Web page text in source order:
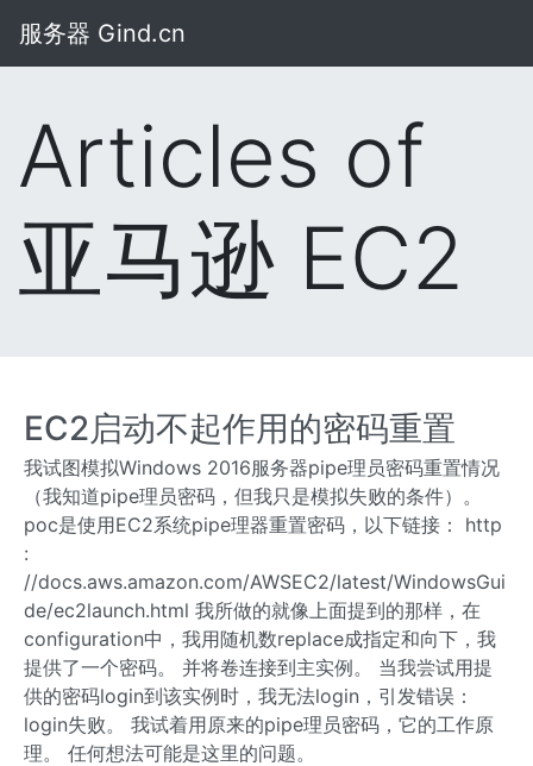
服务器 Gind.cn
Articles of
亚马逊 EC2
EC2启动不起作用的密码重置
我试图模拟Windows 2016服务器pipe理员密码重置情况
（我知道pipe理员密码，但我只是模拟失败的条件）。
poc是使用EC2系统pipe理器重置密码，以下链接： http
:
//docs.aws.amazon.com/AWSEC2/latest/WindowsGui
de/ec2launch.html 我所做的就像上面提到的那样，在
configuration中，我用随机数replace成指定和向下，我
提供了一个密码。 并将卷连接到主实例。 当我尝试用提
供的密码login到该实例时，我无法login，引发错误：
login失败。 我试着用原来的pipe理员密码，它的工作原
理。 任何想法可能是这里的问题。